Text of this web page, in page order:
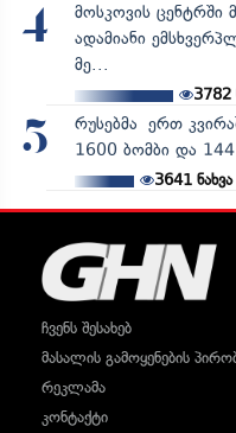
4
მოსკოვის ცენტრში
ადამიანი
მე...
3782
5
რუსებმა ერთ
1600 ბომბი და 144
3641ნახვა
ჩვენს შესახებ
მასალის გამოყენების
რეკლამა
კონტაქტი